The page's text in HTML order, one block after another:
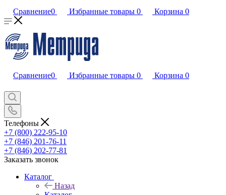
Сравнение0 Избранные товары 0 Корзина 0
Сравнение0 Избранные товары 0 Корзина 0
Телефоны
+7 (800) 222-95-10
+7 (846) 201-76-11
+7 (846) 202-77-81
Заказать звонок
Каталог
Назад